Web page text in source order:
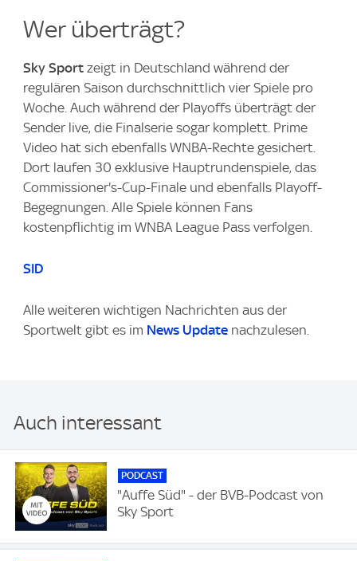
Wer überträgt?
Sky Sport zeigt in Deutschland während der
regulären Saison durchschnittlich vier Spiele pro
Woche. Auch während der Playoffs überträgt der
Sender live, die Finalserie sogar komplett. Prime
Video hat sich ebenfalls WNBA-Rechte gesichert.
Dort laufen 30 exklusive Hauptrundenspiele, das
Commissioner's-Cup-Finale und ebenfalls Playoff-
Begegnungen. Alle Spiele können Fans
kostenpflichtig im WNBA League Pass verfolgen.
SID
Alle weiteren wichtigen Nachrichten aus der
Sportwelt gibt es im News Update nachzulesen.
Auch interessant
PODCAST
"Auffe Süd" - der BVB-Podcast von
Sky Sport